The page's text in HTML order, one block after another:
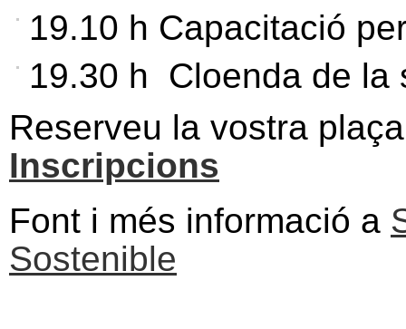
19.10 h Capacitació
19.30 h Cloenda de la
Reserveu la vostra
Inscripcions
Font i més informació a
Sostenible